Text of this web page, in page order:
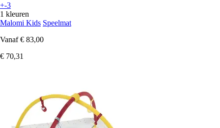
+-3
1 kleuren
Malomi Kids Speelmat
Vanaf € 83,00
€ 70,31